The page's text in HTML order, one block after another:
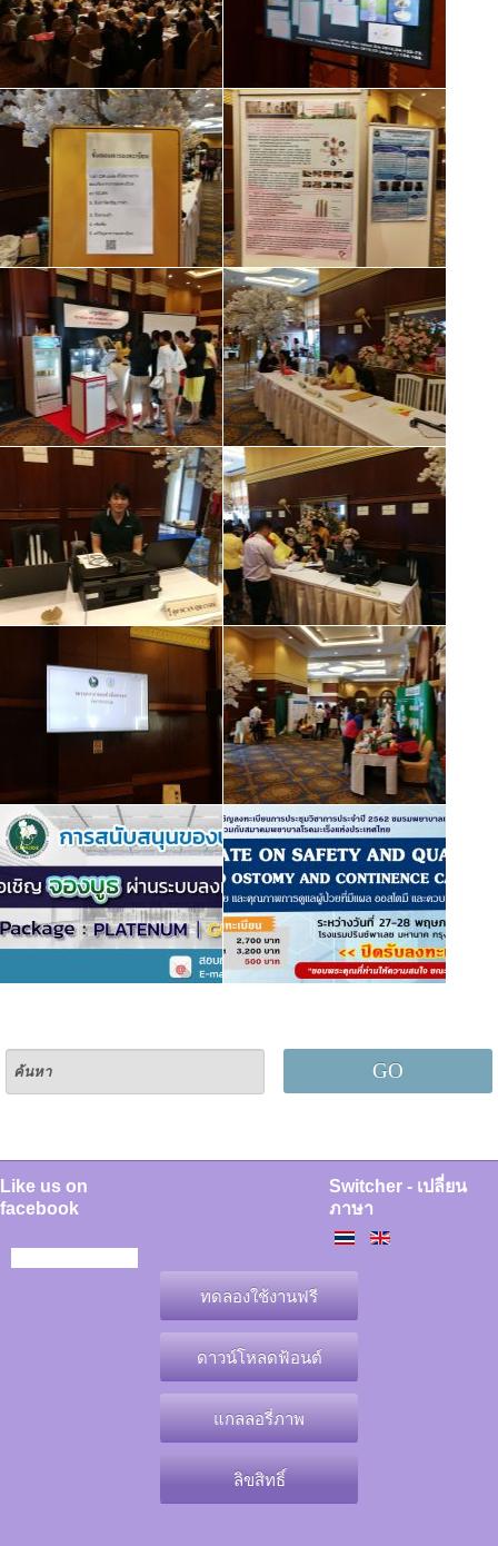
GO
Like us on
facebook
ทดลองใช้งานฟรี
ดาวน์โหลดฟ้อนต์
แกลลอรี่ภาพ
ลิขสิทธิ์
Switcher - เปลี่ยน
ภาษา